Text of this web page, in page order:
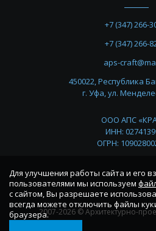
+7 (347) 266-
+7 (347) 266-
aps-
450022, Республика
г. Уфа, ул.
ООО АПС
ИНН:
ОГРН:
2007-2026 © Архитектурно-
Для улучшения работы сайта и его
пользователями мы используем
с сайтом, Вы разрешаете
всегда можете отключить файлы
браузера.